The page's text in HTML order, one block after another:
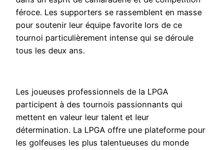
féroce. Les supporters se rassemblent en masse
pour soutenir leur équipe favorite lors de ce
tournoi particulièrement intense qui se déroule
tous les deux ans.
Les joueuses professionnels de la LPGA
participent à des tournois passionnants qui
mettent en valeur leur talent et leur
détermination. La LPGA offre une plateforme pour
les golfeuses les plus talentueuses du monde